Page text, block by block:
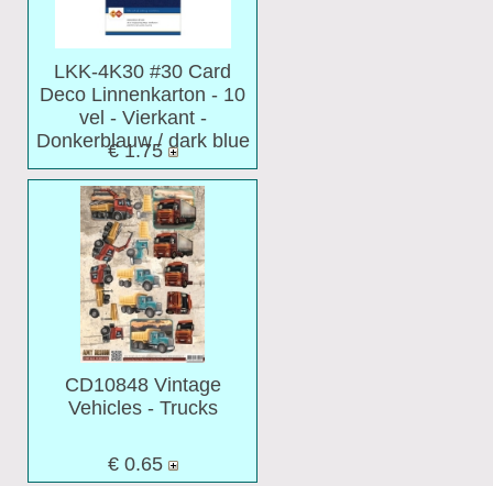
LKK-4K30 #30 Card
Deco Linnenkarton - 10
vel - Vierkant -
Donkerblauw / dark blue
€ 1.75
CD10848 Vintage
Vehicles - Trucks
€ 0.65